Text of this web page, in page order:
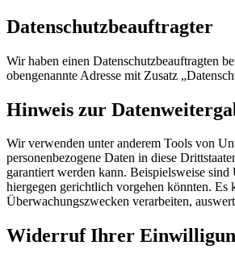
Datenschutzbeauftragter
Wir haben einen Datenschutzbeauftragten
obengenannte Adresse mit Zusatz
Hinweis zur
Wir verwenden unter anderem Tools von
personenbezogene Daten in diese
garantiert werden kann. Beispielsweise
hiergegen gerichtlich vorgehen könnten. Es
Überwachungszwecken verarbeiten,
Widerruf Ihrer